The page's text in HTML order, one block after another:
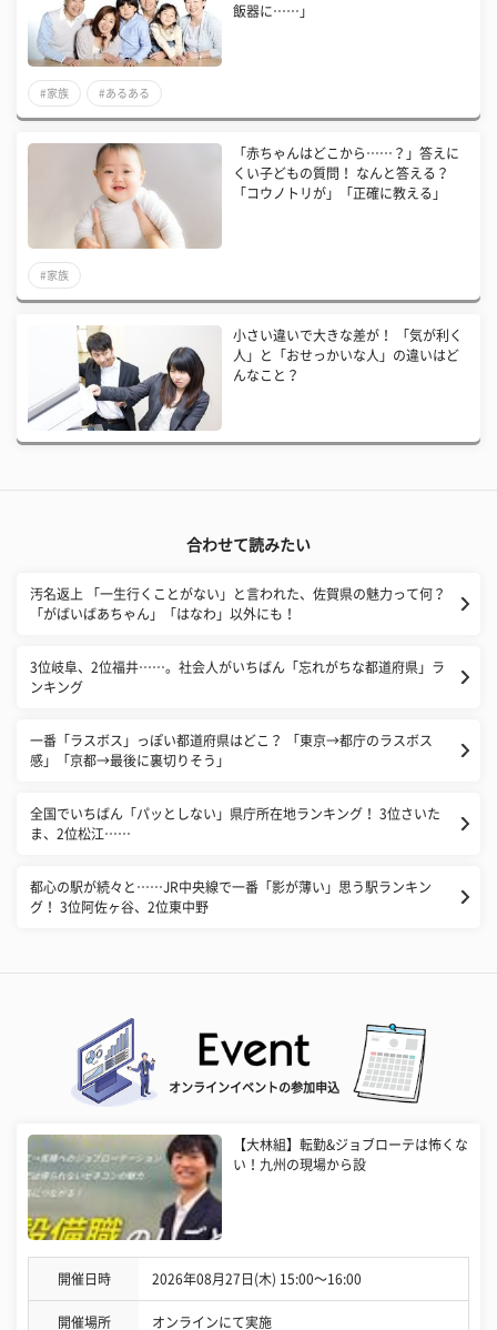
飯器に……」
#家族 #あるある
「赤ちゃんはどこから……？」答えに
くい子どもの質問！ なんと答える？
「コウノトリが」「正確に教える」
#家族
小さい違いで大きな差が！ 「気が利く
人」と「おせっかいな人」の違いはど
んなこと？
合わせて読みたい
汚名返上 「一生行くことがない」と言われた、佐賀県の魅力って何？
「がばいばあちゃん」「はなわ」以外にも！
3位岐阜、2位福井……。社会人がいちばん「忘れがちな都道府県」ラ
ンキング
一番「ラスボス」っぽい都道府県はどこ？ 「東京→都庁のラスボス
感」「京都→最後に裏切りそう」
全国でいちばん「パッとしない」県庁所在地ランキング！ 3位さいた
ま、2位松江……
都心の駅が続々と……JR中央線で一番「影が薄い」思う駅ランキン
グ！ 3位阿佐ヶ谷、2位東中野
オンラインイベントの参加申込
【大林組】転勤&ジョブローテは怖くな
い！九州の現場から設
開催日時 2026年08月27日(木) 15:00〜16:00
開催場所 オンラインにて実施